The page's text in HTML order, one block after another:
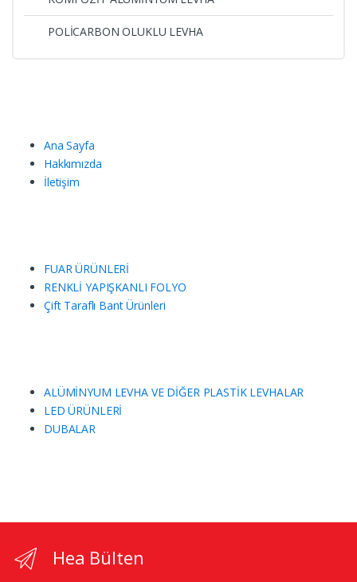
POLİCARBON OLUKLU LEVHA
Ana Sayfa
Hakkımızda
İletişim
FUAR ÜRÜNLERİ
RENKLİ YAPIŞKANLI FOLYO
Çift Taraflı Bant Ürünleri
ALÜMİNYUM LEVHA VE DİĞER PLASTİK LEVHALAR
LED ÜRÜNLERİ
DUBALAR
Hea Bülten